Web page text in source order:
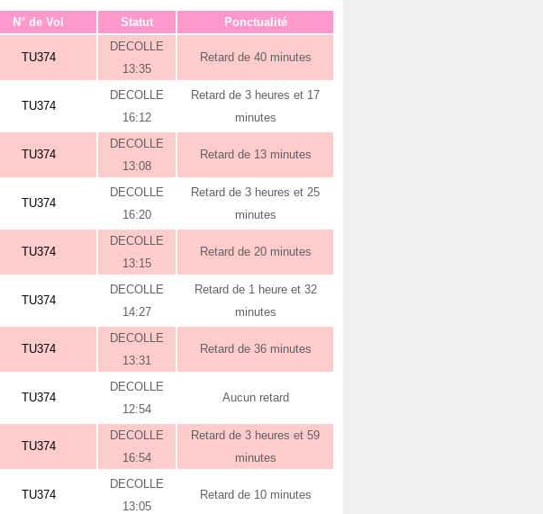
N° de Vol Statut Ponctualité
TU374
DECOLLE
13:35
Retard de 40 minutes
TU374
DECOLLE
16:12
Retard de 3 heures et 17
minutes
TU374
DECOLLE
13:08
Retard de 13 minutes
TU374
DECOLLE
16:20
Retard de 3 heures et 25
minutes
TU374
DECOLLE
13:15
Retard de 20 minutes
TU374
DECOLLE
14:27
Retard de 1 heure et 32
minutes
TU374
DECOLLE
13:31
Retard de 36 minutes
TU374
DECOLLE
12:54
Aucun retard
TU374
DECOLLE
16:54
Retard de 3 heures et 59
minutes
TU374
DECOLLE
13:05
Retard de 10 minutes